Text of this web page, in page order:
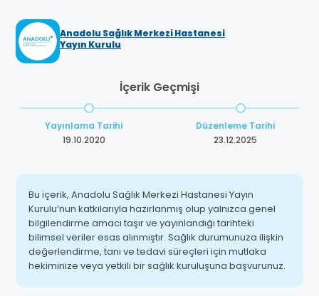
Anadolu Sağlık Merkezi Hastanesi
Yayın Kurulu
İçerik Geçmişi
Yayınlama Tarihi
19.10.2020
Düzenleme Tarihi
23.12.2025
Bu içerik, Anadolu Sağlık Merkezi Hastanesi Yayın
Kurulu’nun katkılarıyla hazırlanmış olup yalnızca genel
bilgilendirme amacı taşır ve yayınlandığı tarihteki
bilimsel veriler esas alınmıştır. Sağlık durumunuza ilişkin
değerlendirme, tanı ve tedavi süreçleri için mutlaka
hekiminize veya yetkili bir sağlık kuruluşuna başvurunuz.